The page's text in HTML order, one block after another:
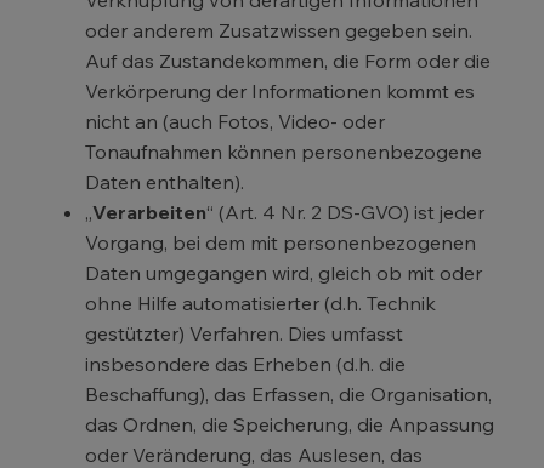
oder anderem Zusatzwissen gegeben sein.
Auf das Zustandekommen, die Form oder die
Verkörperung der Informationen kommt es
nicht an (auch Fotos, Video- oder
Tonaufnahmen können personenbezogene
Daten enthalten).
„Verarbeiten“ (Art. 4 Nr. 2 DS-GVO) ist jeder
Vorgang, bei dem mit personenbezogenen
Daten umgegangen wird, gleich ob mit oder
ohne Hilfe automatisierter (d.h. Technik
gestützter) Verfahren. Dies umfasst
insbesondere das Erheben (d.h. die
Beschaffung), das Erfassen, die Organisation,
das Ordnen, die Speicherung, die Anpassung
oder Veränderung, das Auslesen, das